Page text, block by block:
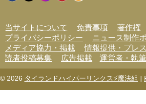
当サイトについて 免責事項 著作権
プライバシーポリシー
ニュース制作
メディア協力・掲載
情報提供・プレ
読者投稿募集
広告掲載 運営者・執
© 2026 タイランドハイパーリンクス⚡魔法組 |